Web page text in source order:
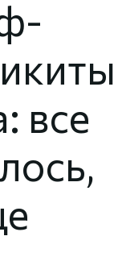
все